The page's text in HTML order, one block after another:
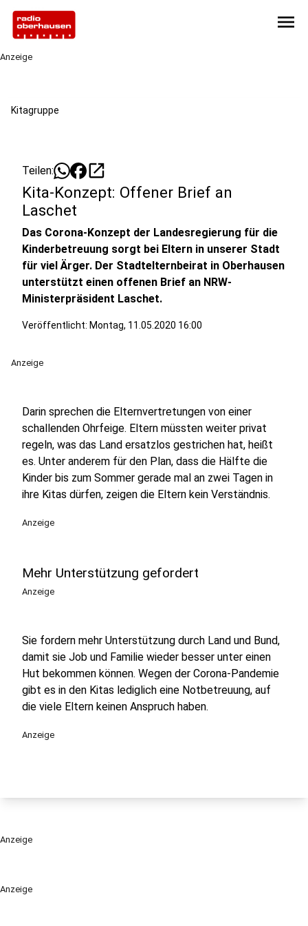
menu
Anzeige
Anzeige
Kitagruppe
Teilen: open_in_new
Kita-Konzept: Offener Brief an
Laschet
Das Corona-Konzept der Landesregierung für die
Kinderbetreuung sorgt bei Eltern in unserer Stadt
für viel Ärger. Der Stadtelternbeirat in Oberhausen
unterstützt einen offenen Brief an NRW-
Ministerpräsident Laschet.
Veröffentlicht: Montag, 11.05.2020 16:00
Anzeige
Darin sprechen die Elternvertretungen von einer
schallenden Ohrfeige. Eltern müssten weiter privat
regeln, was das Land ersatzlos gestrichen hat, heißt
es. Unter anderem für den Plan, dass die Hälfte die
Kinder bis zum Sommer gerade mal an zwei Tagen in
ihre Kitas dürfen, zeigen die Eltern kein Verständnis.
Anzeige
Mehr Unterstützung gefordert
Anzeige
Sie fordern mehr Unterstützung durch Land und Bund,
damit sie Job und Familie wieder besser unter einen
Hut bekommen können. Wegen der Corona-Pandemie
gibt es in den Kitas lediglich eine Notbetreuung, auf
die viele Eltern keinen Anspruch haben.
Anzeige
Anzeige